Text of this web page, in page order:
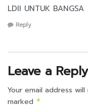
LDII UNTUK BANGSA
Reply
Leave a Reply
Your email address
marked *